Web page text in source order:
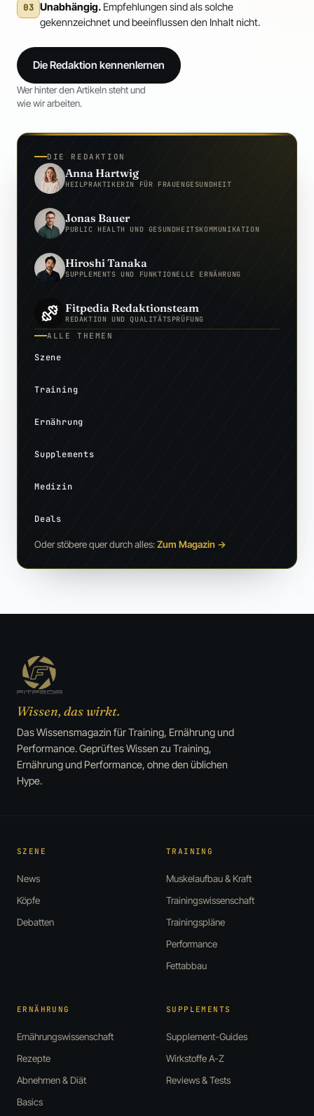
03 Unabhängig. Empfehlungen sind als solche
gekennzeichnet und beeinflussen den Inhalt nicht.
Die Redaktion kennenlernen
Wer hinter den Artikeln steht und
wie wir arbeiten.
DIE REDAKTION
Anna Hartwig
HEILPRAKTIKERIN FÜR FRAUENGESUNDHEIT
Jonas Bauer
PUBLIC HEALTH UND GESUNDHEITSKOMMUNIKATION
Hiroshi Tanaka
SUPPLEMENTS UND FUNKTIONELLE ERNÄHRUNG
Fitpedia Redaktionsteam
REDAKTION UND QUALITÄTSPRÜFUNG
ALLE THEMEN
Szene
Training
Ernährung
Supplements
Medizin
Deals
Oder stöbere quer durch alles:Zum Magazin →
Wissen, das wirkt.
Das Wissensmagazin für Training, Ernährung und
Performance. Geprüftes Wissen zu Training,
Ernährung und Performance, ohne den üblichen
Hype.
SZENE
News
Köpfe
Debatten
TRAINING
Muskelaufbau & Kraft
Trainingswissenschaft
Trainingspläne
Performance
Fettabbau
ERNÄHRUNG
Ernährungswissenschaft
Rezepte
Abnehmen & Diät
Basics
SUPPLEMENTS
Supplement-Guides
Wirkstoffe A-Z
Reviews & Tests